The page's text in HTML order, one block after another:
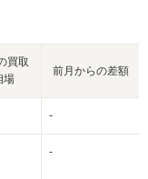
買取
場
前月からの差額
-
-